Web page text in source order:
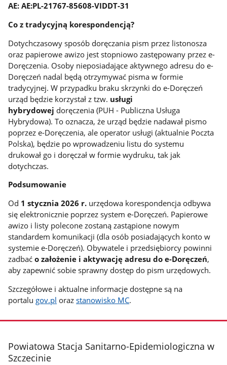
AE: AE:PL-21767-85608-VIDDT-31
Co z tradycyjną korespondencją?
Dotychczasowy sposób doręczania pism przez listonosza
oraz papierowe awizo jest stopniowo zastępowany przez e-
Doręczenia. Osoby nieposiadające aktywnego adresu do e-
Doręczeń nadal będą otrzymywać pisma w formie
tradycyjnej. W przypadku braku skrzynki do e-Doręczeń
urząd będzie korzystał z tzw. usługi
hybrydowej doręczenia (PUH - Publiczna Usługa
Hybrydowa). To oznacza, że urząd będzie nadawał pismo
poprzez e-Doręczenia, ale operator usługi (aktualnie Poczta
Polska), będzie po wprowadzeniu listu do systemu
drukował go i doręczał w formie wydruku, tak jak
dotychczas.
Podsumowanie
Od 1 stycznia 2026 r. urzędowa korespondencja odbywa
się elektronicznie poprzez system e-Doręczeń. Papierowe
awizo i listy polecone zostaną zastąpione nowym
standardem komunikacji (dla osób posiadających konto w
systemie e-Doręczeń). Obywatele i przedsiębiorcy powinni
zadbaćo założenie i aktywację adresu do e-Doręczeń,
aby zapewnić sobie sprawny dostęp do pism urzędowych.
Szczegółowe i aktualne informacje dostępne są na
portalu gov.pl orazstanowisko MC.
stopka
Powiatowa Stacja Sanitarno-Epidemiologiczna w
Szczecinie